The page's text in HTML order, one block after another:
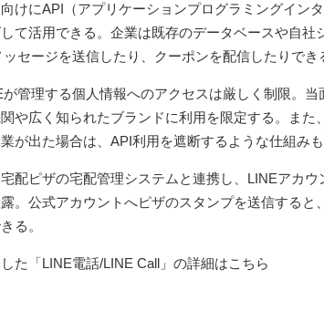
けにAPI（アプリケーションプログラミングイン
て活用できる。企業は既存のデータベースや自社
セージを送信したり、クーポンを配信したりでき
が管理する個人情報へのアクセスは厳しく制限。
や広く知られたブランドに利用を限定する。また
が出た場合は、API利用を遮断するような仕組みも
配ピザの宅配管理システムと連携し、LINEアカ
。公式アカウントへピザのスタンプを送信すると
る。
した「LINE電話/LINE Call」の詳細はこちら